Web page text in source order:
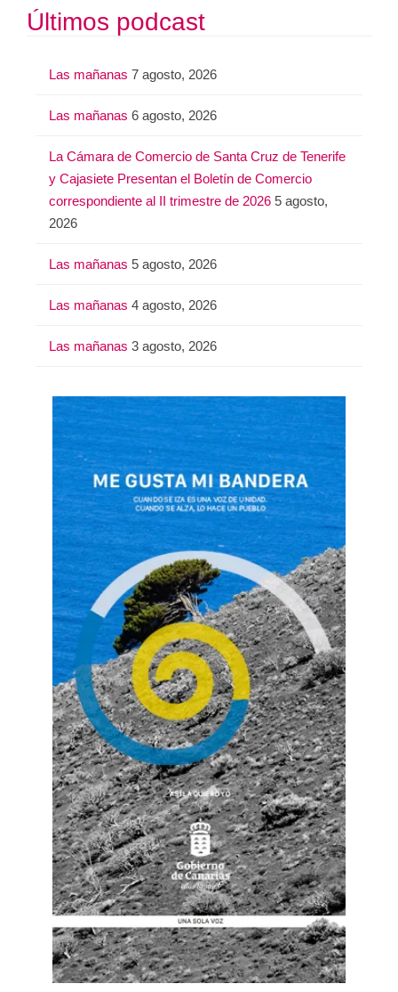
sÚltimos podcast
Las mañanas 7 agosto, 2026
Las mañanas 6 agosto, 2026
La Cámara de Comercio de Santa Cruz de Tenerife
y Cajasiete Presentan el Boletín de Comercio
correspondiente al II trimestre de 2026 5 agosto,
2026
Las mañanas 5 agosto, 2026
Las mañanas 4 agosto, 2026
Las mañanas 3 agosto, 2026